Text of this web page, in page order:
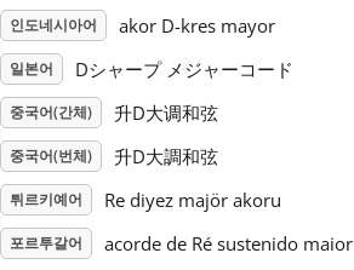
Türkçe
Українська
简体中文
繁體中文
인도네시아어 akor D-kres mayor
일본어 Dシャープ メジャーコード
중국어(간체) 升D大调和弦
중국어(번체) 升D大調和弦
튀르키예어 Re diyez majör akoru
포르투갈어 acorde de Ré sustenido maior